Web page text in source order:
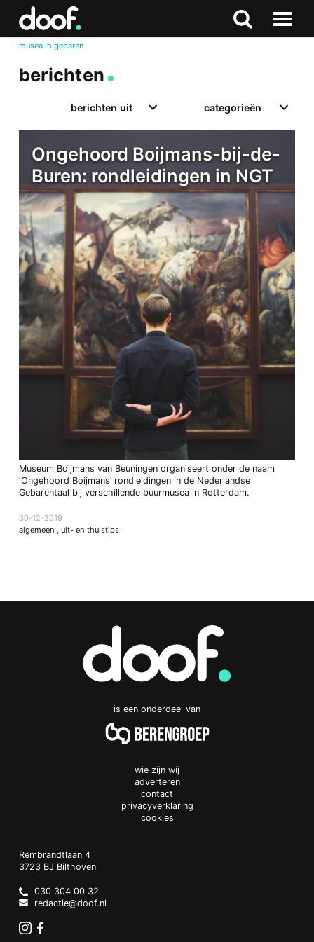
Zoeken
Naar
musea in gebaren
berichten
berichten uit categorieën
Ongehoord Boijmans-bij-de-
Buren: rondleidingen in NGT
Museum Boijmans van Beuningen organiseert onder de naam
‘Ongehoord Boijmans’ rondleidingen in de Nederlandse
Gebarentaal bij verschillende buurmusea in Rotterdam.
30-12-2019
algemeen , uit- en thuistips
Doof.nl
Zoeken
is een onderdeel van
wie zijn wij
adverteren
contact
privacyverklaring
cookies
Doof.nl
work
Rembrandtlaan 4
3723 BJ Bilthoven
Netherlands
030 304 00 32
redactie@doof.nl